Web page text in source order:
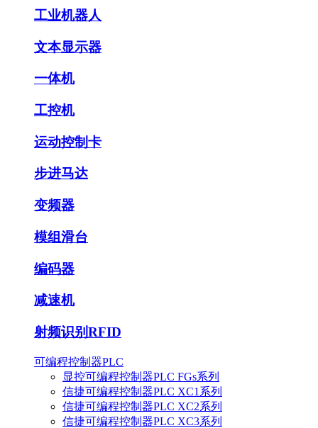
工业机器人
文本显示器
一体机
工控机
运动控制卡
步进马达
变频器
模组滑台
编码器
减速机
射频识别RFID
可编程控制器PLC
显控可编程控制器PLC FGs系列
信捷可编程控制器PLC XC1系列
信捷可编程控制器PLC XC2系列
信捷可编程控制器PLC XC3系列